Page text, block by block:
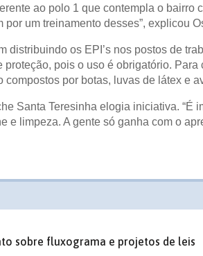
ao polo 1 que contempla o bairro
um treinamento desses”, explicou
distribuindo os EPI’s nos postos de
pois o uso é obrigatório.
compostos por botas, luvas de látex e
Santa Teresinha elogia iniciativa. “É
e limpeza. A gente só ganha com o
sobre fluxograma e projetos de leis